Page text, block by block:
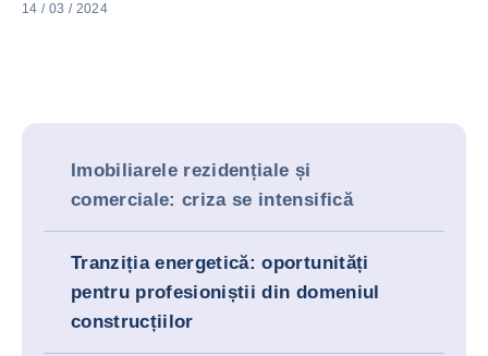
14 / 03 / 2024
Imobiliarele rezidențiale și
comerciale: criza se intensifică
Tranziția energetică: oportunități
pentru profesioniștii din domeniul
construcțiilor